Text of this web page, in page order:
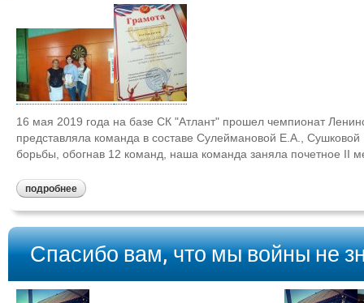
16 мая 2019 года на базе СК "Атлант" прошел чемпионат
представляла команда в составе Сулеймановой Е.А.,
борьбы, обогнав 12 команд, наша команда заняла почетное II
подробнее
Спасибо вам, что мы войны не